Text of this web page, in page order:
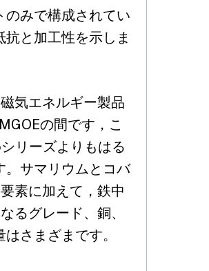
のみで構成されてい
と加工性を示しま
気エネルギー製品
の間です，こ
リーズよりもはる
。サマリウムとコバ
素に加えて，鉄中
るグレード、銅、
さまざまです。